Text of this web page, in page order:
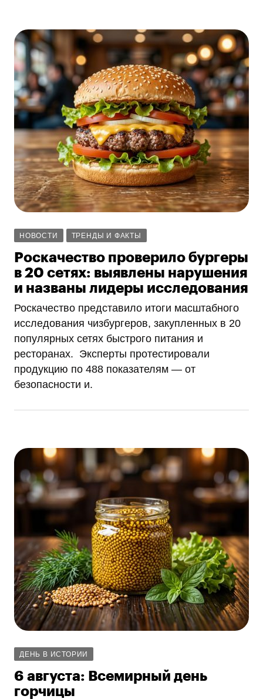
НОВОСТИ ТРЕНДЫ И ФАКТЫ
Роскачество проверило бургеры
в 20 сетях: выявлены нарушения
и названы лидеры исследования
Роскачество представило итоги масштабного
исследования чизбургеров, закупленных в 20
популярных сетях быстрого питания и
ресторанах. Эксперты протестировали
продукцию по 488 показателям — от
безопасности и.
ДЕНЬ В ИСТОРИИ
6 августа: Всемирный день
горчицы